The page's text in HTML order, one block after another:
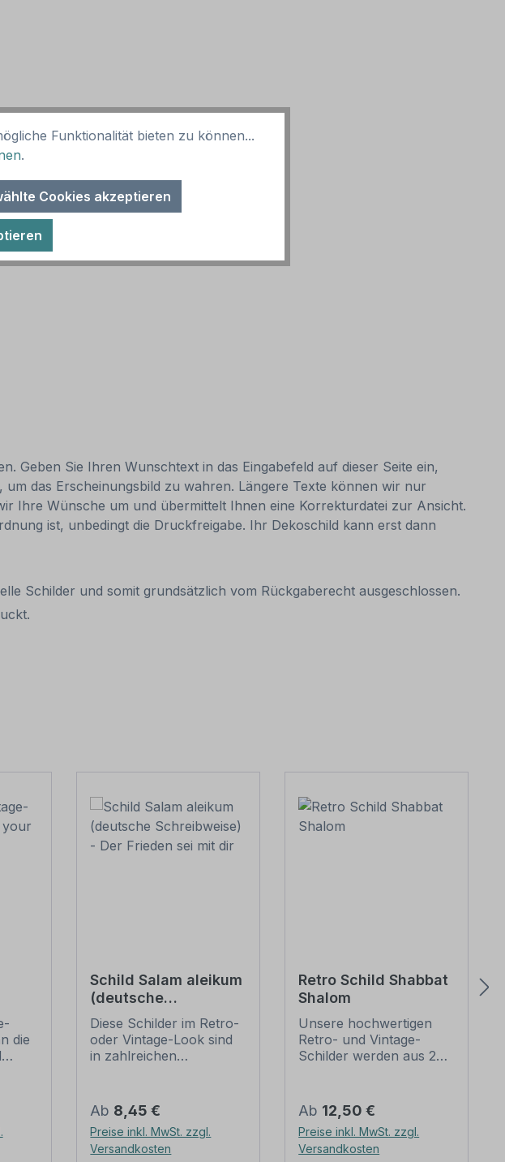
Geben Sie Ihren Wunschtext in das Eingabefeld auf dieser Seite ein,
das Erscheinungsbild zu wahren. Längere Texte können wir nur
Ihre Wünsche um und übermittelt Ihnen eine Korrekturdatei zur Ansicht.
ist, unbedingt die Druckfreigabe. Ihr Dekoschild kann erst dann
Schilder und somit grundsätzlich vom Rückgaberecht ausgeschlossen.
die
Schild Salam aleikum
(deutsche
Schreibweise) - Der
Frieden sei mit dir
Diese Schilder im Retro-
oder Vintage-Look sind
in zahlreichen
Textinhalten, die je nach
Artikel individuallisiert
werden können. Die
Patina (Kratzer und
Regulärer Preis:
Ab 8,45 €
Preise inkl. MwSt. zzgl.
Versandkosten
Retro Schild Shabbat
Shalom
Unsere hochwertigen
Retro- und Vintage-
Schilder werden aus 2
wetterfest und in vielen
Größen erhältlich.
Verschenken Sie diesen
dekorativen wie auch
Regulärer Preis:
Ab 12,50 €
Preise inkl. MwSt. zzgl.
Versandkosten
Funktionalität bieten zu können...
.
Cookies akzeptieren